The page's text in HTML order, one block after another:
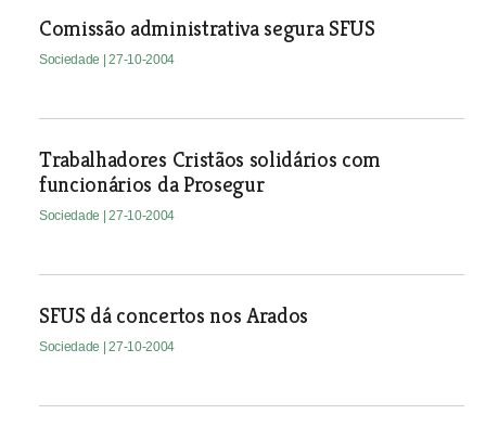
Comissão administrativa segura SFUS
Sociedade | 27-10-2004
Trabalhadores Cristãos solidários com
funcionários da Prosegur
Sociedade | 27-10-2004
SFUS dá concertos nos Arados
Sociedade | 27-10-2004